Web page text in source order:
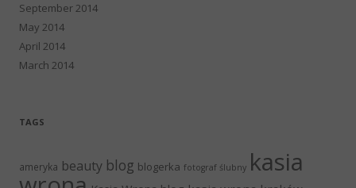
September 2014
May 2014
April 2014
March 2014
TAGS
ameryka beauty blog blogerka fotograf ślubny kasia